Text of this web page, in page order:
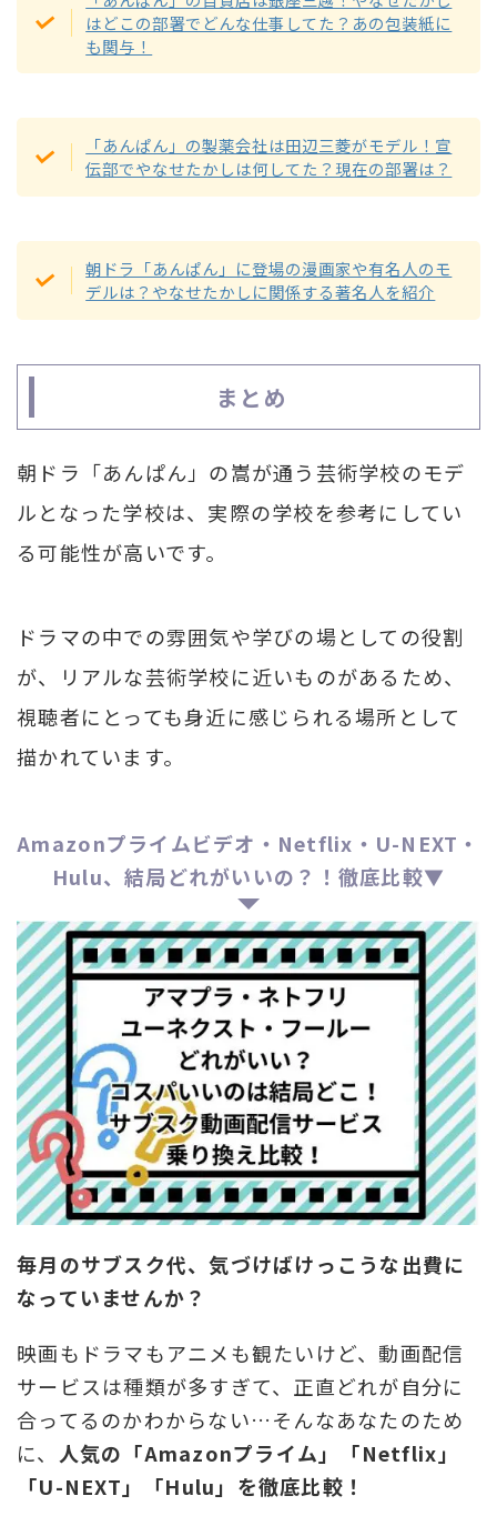
はどこの部署でどんな仕事してた？あの包装紙に
も関与！
「あんぱん」の製薬会社は田辺三菱がモデル！宣
伝部でやなせたかしは何してた？現在の部署は？
朝ドラ「あんぱん」に登場の漫画家や有名人のモ
デルは？やなせたかしに関係する著名人を紹介
まとめ
朝ドラ「あんぱん」の嵩が通う芸術学校のモデ
ルとなった学校は、実際の学校を参考にしてい
る可能性が高いです。
ドラマの中での雰囲気や学びの場としての役割
が、リアルな芸術学校に近いものがあるため、
視聴者にとっても身近に感じられる場所として
描かれています。
Amazonプライムビデオ・Netflix・U-NEXT・
Hulu、結局どれがいいの？！徹底比較▼
毎月のサブスク代、気づけばけっこうな出費に
なっていませんか？
映画もドラマもアニメも観たいけど、動画配信
サービスは種類が多すぎて、正直どれが自分に
合ってるのかわからない…そんなあなたのため
に、 人気の「Amazonプライム」「Netflix」
「U-NEXT」「Hulu」を徹底比較！